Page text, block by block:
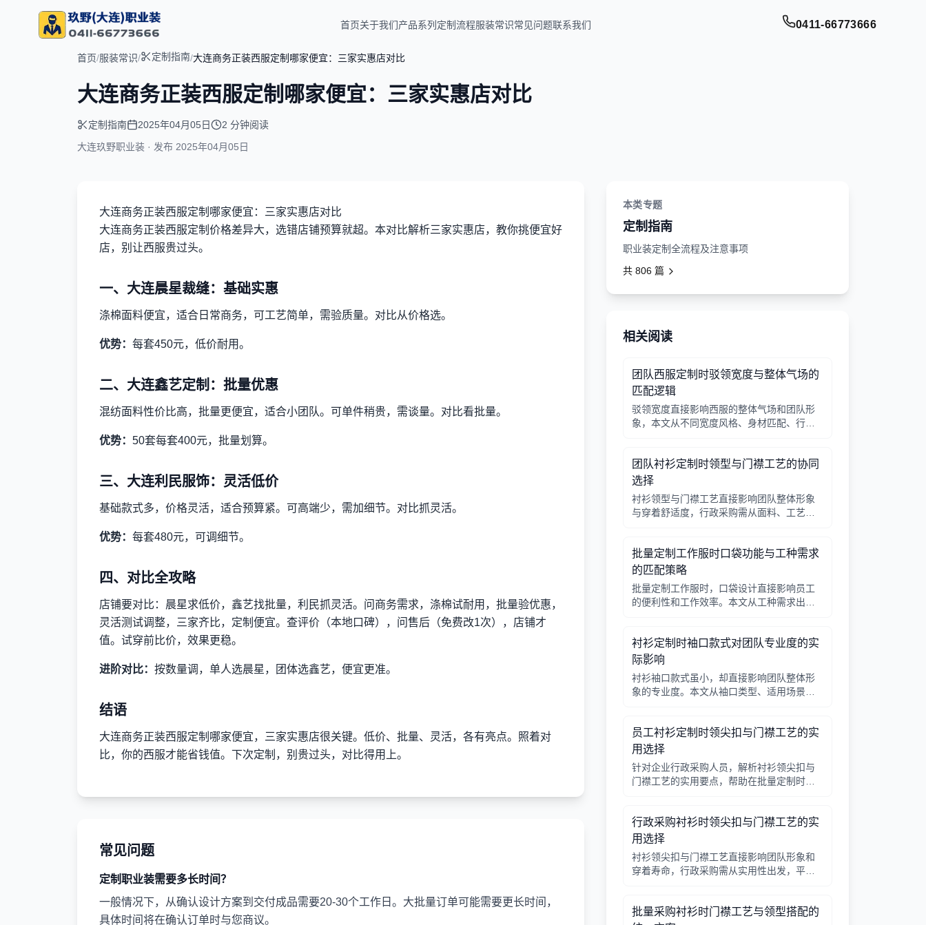
首页关于我们产品系列 定制流程服装常识常见问题联系我们 0411-66773666
首页/服装常识/ 定制指南/大连商务正装西服定制哪家便宜：三家实惠店对比
大连商务正装西服定制哪家便宜：三家实惠店对比
定制指南 2025年04月05日
2 分钟阅读
大连玖野职业装 · 发布 2025年04月05日
大连商务正装西服定制哪家便宜：三家实惠店对比
大连商务正装西服定制价格差异大，选错店铺预算就超。本对比解析三家实惠店，教你挑便宜好
店，别让西服贵过头。
一、大连晨星裁缝：基础实惠
涤棉面料便宜，适合日常商务，可工艺简单，需验质量。对比从价格选。
优势： 每套450元，低价耐用。
二、大连鑫艺定制：批量优惠
混纺面料性价比高，批量更便宜，适合小团队。可单件稍贵，需谈量。对比看批量。
优势： 50套每套400元，批量划算。
三、大连利民服饰：灵活低价
基础款式多，价格灵活，适合预算紧。可高端少，需加细节。对比抓灵活。
优势： 每套480元，可调细节。
四、对比全攻略
店铺要对比：晨星求低价，鑫艺找批量，利民抓灵活。问商务需求，涤棉试耐用，批量验优惠，
灵活测试调整，三家齐比，定制便宜。查评价（本地口碑），问售后（免费改1次），店铺才
值。试穿前比价，效果更稳。
进阶对比： 按数量调，单人选晨星，团体选鑫艺，便宜更准。
结语
大连商务正装西服定制哪家便宜，三家实惠店很关键。低价、批量、灵活，各有亮点。照着对
比，你的西服才能省钱值。下次定制，别贵过头，对比得用上。
常见问题
定制职业装需要多长时间？
一般情况下，从确认设计方案到交付成品需要20-30个工作日。大批量订单可能需要更长时间，
具体时间将在确认订单时与您商议。
本类专题
定制指南
职业装定制全流程及注意事项
共 806 篇
相关阅读
团队西服定制时驳领宽度与整体气场的
匹配逻辑
驳领宽度直接影响西服的整体气场和团队形
象，本文从不同宽度风格、身材匹配、行业
团队衬衫定制时领型与门襟工艺的协同
选择
衬衫领型与门襟工艺直接影响团队整体形象
与穿着舒适度，行政采购需从面料、工艺、
批量定制工作服时口袋功能与工种需求
的匹配策略
批量定制工作服时，口袋设计直接影响员工
的便利性和工作效率。本文从工种需求出
衬衫定制时袖口款式对团队专业度的实
际影响
衬衫袖口款式虽小，却直接影响团队整体形
象的专业度。本文从袖口类型、适用场景、
员工衬衫定制时领尖扣与门襟工艺的实
用选择
针对企业行政采购人员，解析衬衫领尖扣与
门襟工艺的实用要点，帮助在批量定制时做
行政采购衬衫时领尖扣与门襟工艺的实
用选择
衬衫领尖扣与门襟工艺直接影响团队形象和
穿着寿命，行政采购需从实用性出发，平衡
批量采购衬衫时门襟工艺与领型搭配的